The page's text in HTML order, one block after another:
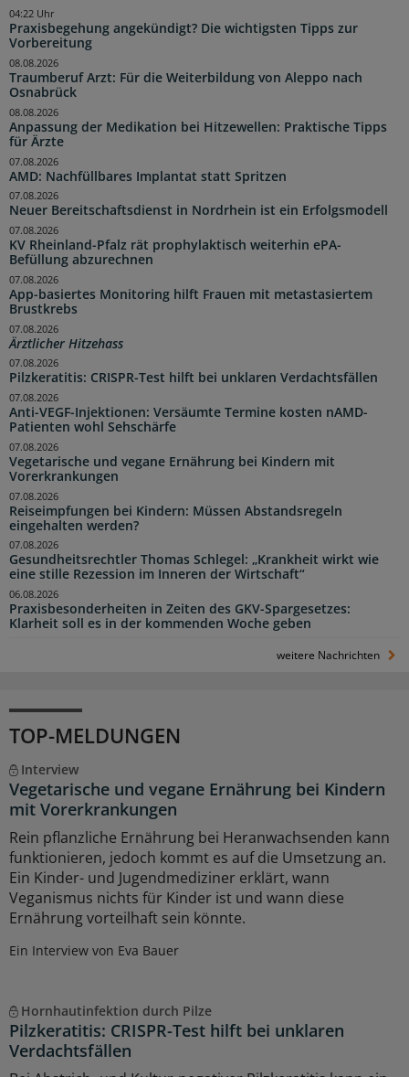
Praxisbegehung angekündigt? Die wichtigsten Tipps zur
Vorbereitung
04:22 Uhr
Traumberuf Arzt: Für die Weiterbildung von Aleppo nach
Osnabrück
08.08.2026
Anpassung der Medikation bei Hitzewellen: Praktische Tipps
für Ärzte
08.08.2026
AMD: Nachfüllbares Implantat statt Spritzen
07.08.2026
Neuer Bereitschaftsdienst in Nordrhein ist ein Erfolgsmodell
07.08.2026
KV Rheinland-Pfalz rät prophylaktisch weiterhin ePA-
Befüllung abzurechnen
07.08.2026
App-basiertes Monitoring hilft Frauen mit metastasiertem
Brustkrebs
07.08.2026
Ärztlicher Hitzehass
07.08.2026
Pilzkeratitis: CRISPR-Test hilft bei unklaren Verdachtsfällen
07.08.2026
Anti-VEGF-Injektionen: Versäumte Termine kosten nAMD-
Patienten wohl Sehschärfe
07.08.2026
Vegetarische und vegane Ernährung bei Kindern mit
Vorerkrankungen
07.08.2026
Reiseimpfungen bei Kindern: Müssen Abstandsregeln
eingehalten werden?
07.08.2026
Gesundheitsrechtler Thomas Schlegel: „Krankheit wirkt wie
eine stille Rezession im Inneren der Wirtschaft“
07.08.2026
Praxisbesonderheiten in Zeiten des GKV-Spargesetzes:
Klarheit soll es in der kommenden Woche geben
06.08.2026
weitere Nachrichten
TOP-MELDUNGEN
Interview
Vegetarische und vegane Ernährung bei Kindern
mit Vorerkrankungen
Rein pflanzliche Ernährung bei Heranwachsenden kann
funktionieren, jedoch kommt es auf die Umsetzung an.
Ein Kinder- und Jugendmediziner erklärt, wann
Veganismus nichts für Kinder ist und wann diese
Ernährung vorteilhaft sein könnte.
Ein Interview von Eva Bauer
Hornhautinfektion durch Pilze
Pilzkeratitis: CRISPR-Test hilft bei unklaren
Verdachtsfällen